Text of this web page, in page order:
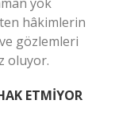
hâkimlerin
ve gözlemleri
oluyor.
ETMİYOR